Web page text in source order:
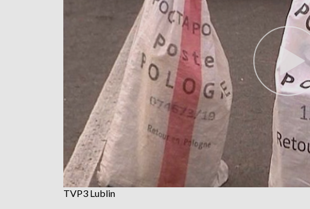
TVP3 Lublin